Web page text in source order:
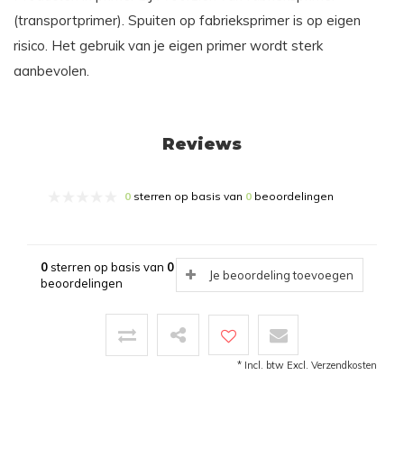
(transportprimer). Spuiten op fabrieksprimer is op eigen
risico. Het gebruik van je eigen primer wordt sterk
aanbevolen.
Reviews
0 sterren op basis van 0 beoordelingen
0sterren op basis van 0
beoordelingen
Je beoordeling toevoegen
* Incl. btw Excl. Verzendkosten